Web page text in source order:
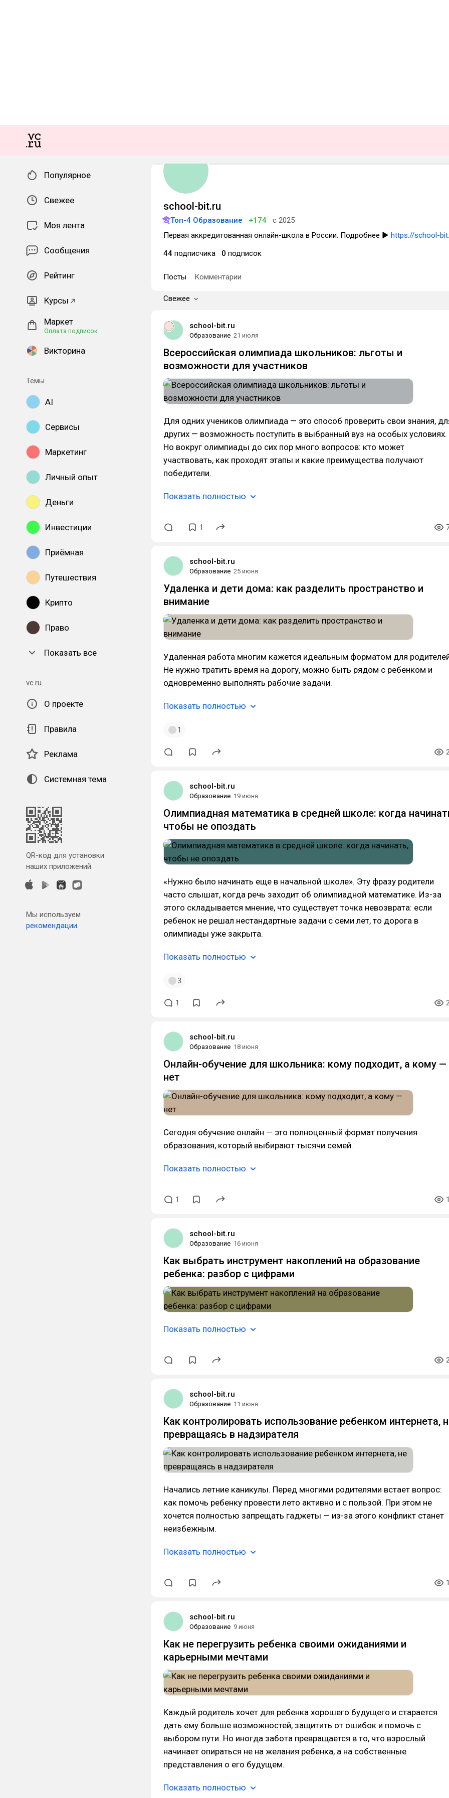
Популярное
Свежее
Моя лента
Сообщения
Рейтинг
Курсы
Маркет
Оплата подписок
Викторина
Темы
AI
Сервисы
Маркетинг
Личный опыт
Деньги
Инвестиции
Приёмная
Путешествия
Крипто
Право
Показать все
vc.ru
О проекте
Правила
Реклама
Системная тема
QR-код для установки
наших приложений.
Мы используем
рекомендации.
school-bit.ru
Топ-4 Образование +174
с 2025
Первая аккредитованная онлайн-школа в России. Подробнее ▶ https://school-
44 подписчика 0 подписок
Посты Комментарии
Свежее
school-bit.ru
Образование 21 июля
Всероссийская олимпиада школьников: льготы и
возможности для участников
Для одних учеников олимпиада — это способ проверить свои знания,
других — возможность поступить в выбранный вуз на особых условиях.
Но вокруг олимпиады до сих пор много вопросов: кто может
участвовать, как проходят этапы и какие преимущества получают
победители.
Показать полностью
1
school-bit.ru
Образование 25 июня
Удаленка и дети дома: как разделить пространство и
внимание
Удаленная работа многим кажется идеальным форматом для
Не нужно тратить время на дорогу, можно быть рядом с ребенком и
одновременно выполнять рабочие задачи.
Показать полностью
1
school-bit.ru
Образование 19 июня
Олимпиадная математика в средней школе: когда
чтобы не опоздать
«Нужно было начинать еще в начальной школе». Эту фразу родители
часто слышат, когда речь заходит об олимпиадной математике. Из-за
этого складывается мнение, что существует точка невозврата: если
ребенок не решал нестандартные задачи с семи лет, то дорога в
олимпиады уже закрыта.
Показать полностью
3
1
school-bit.ru
Образование 18 июня
Онлайн-обучение для школьника: кому подходит, а кому —
нет
Сегодня обучение онлайн — это полноценный формат получения
образования, который выбирают тысячи семей.
Показать полностью
1
school-bit.ru
Образование 16 июня
Как выбрать инструмент накоплений на образование
ребенка: разбор с цифрами
Показать полностью
school-bit.ru
Образование 11 июня
Как контролировать использование ребенком интернета,
превращаясь в надзирателя
Начались летние каникулы. Перед многими родителями встает вопрос:
как помочь ребенку провести лето активно и с пользой. При этом не
хочется полностью запрещать гаджеты — из-за этого конфликт станет
неизбежным.
Показать полностью
school-bit.ru
Образование 9 июня
Как не перегрузить ребенка своими ожиданиями и
карьерными мечтами
Каждый родитель хочет для ребенка хорошего будущего и старается
дать ему больше возможностей, защитить от ошибок и помочь с
выбором пути. Но иногда забота превращается в то, что взрослый
начинает опираться не на желания ребенка, а на собственные
представления о его будущем.
Показать полностью